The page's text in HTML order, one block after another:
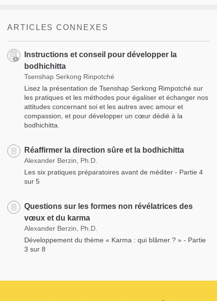
ARTICLES CONNEXES
Instructions et conseil pour développer la
bodhichitta
Tsenshap Serkong Rinpotché
Lisez la présentation de Tsenshap Serkong Rimpotché sur
les pratiques et les méthodes pour égaliser et échanger nos
attitudes concernant soi et les autres avec amour et
compassion, et pour développer un cœur dédié à la
bodhichitta.
Réaffirmer la direction sûre et la bodhichitta
Alexander Berzin, Ph.D.
Les six pratiques préparatoires avant de méditer - Partie 4
sur 5
Questions sur les formes non révélatrices des
vœux et du karma
Alexander Berzin, Ph.D.
Développement du thème « Karma : qui blâmer ? » - Partie
3 sur 8